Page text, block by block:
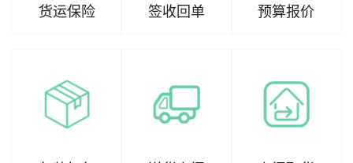
货运保险 签收回单 预算报价